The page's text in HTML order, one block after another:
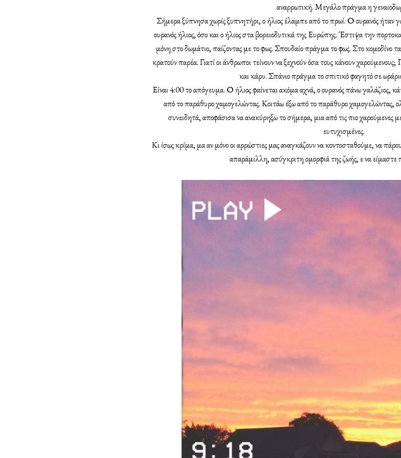
αναρρωτική. Μεγάλο πράγμα η
Σήμερα ξύπνησα χωρίς ξυπνητήρι, ο ήλιος έλαμπε από το πρωί. Ο ουρανός ήταν
ουρανός ήλιος, όσο και ο ήλιος στα βορειοδυτικά της Ευρώπης. Έστιψα την
μόνη στο δωμάτιο, παίζοντας με το φως. Σπουδαίο πράγμα το φως. Στο κομοδίνο
κρατούν παρέα. Γιατί οι άνθρωποι τείνουν να ξεχνούν όσα τους κάνουν
και κάρυ. Σπάνιο πράγμα το σπιτικό φαγητό σε
Είναι 4:00 το απόγευμα. Ο ήλιος φαίνεται ακόμα αχνά, ο ουρανός πάνω γαλάζιος,
από το παράθυρο χαμογελώντας. Κοιτάω έξω από το παράθυρο χαμογελώντας,
συνειδητά, αποφάσισα να ανακύρηξω το σήμερα, μια από τις πιο χαρούμενες
ευτυχισμένες.
Κι ίσως κρίμα, μα αν μόνο οι αρρώστιες μας αναγκάζουν να κοντοσταθούμε, να
απαράμιλλη, ασύγκριτη ομορφιά της ζωής, ε να είμαστε